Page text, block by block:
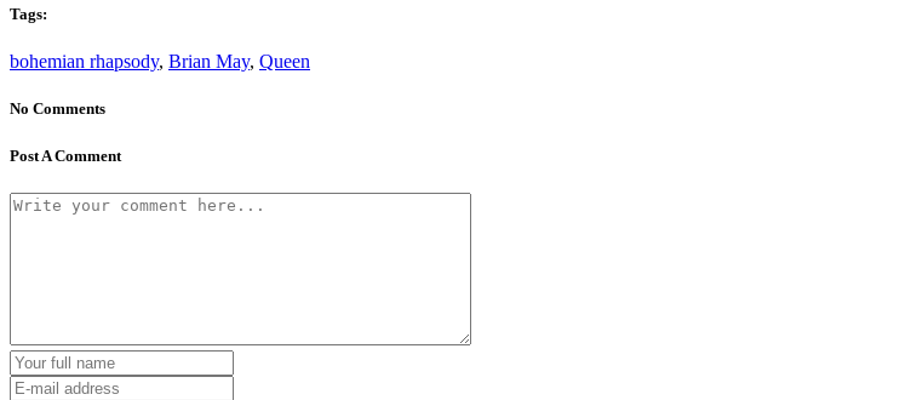
Tags:
bohemian rhapsody, Brian May, Queen
No Comments
Post A Comment